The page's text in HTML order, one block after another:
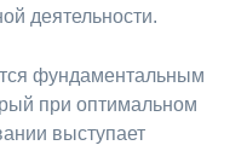
деятельности.
фундаментальным
при оптимальном
выступает